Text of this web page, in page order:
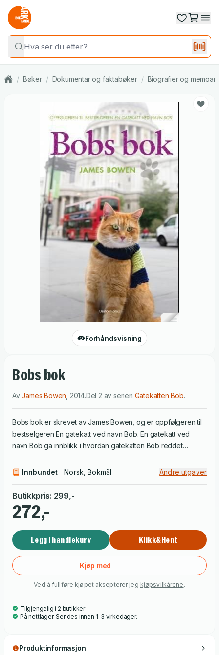
/ Bøker / Dokumentar og faktabøker / Biografier og
Forhåndsvisning
Bobs bok
AvJames Bowen 2014.Del 2 av serien Gatekatten Bob.
Bobs bok er skrevet av James Bowen, og er oppfølgeren til
bestselgeren En gatekatt ved navn Bob. En gatekatt ved
navn Bob ga innblikk i hvordan gatekatten Bob reddet
rus. Den hjertvarme og sanne historien om det unike
verden over. Bobs bok forteller historien om hvordan det har
gått med Bob og James etter at suksessduoen tok en hel
verden med storm
Innbundet Norsk, Bokmål Andre utgaver
Butikkpris: 299,-
272,-
Legg i handlekurv Klikk&Hent
Kjøp med
Ved å fullføre kjøpet aksepterer jeg kjøpsvilkårene .
Tilgjengelig i 2 butikker
På nettlager. Sendes innen 1-3 virkedager.
Produktinformasjon